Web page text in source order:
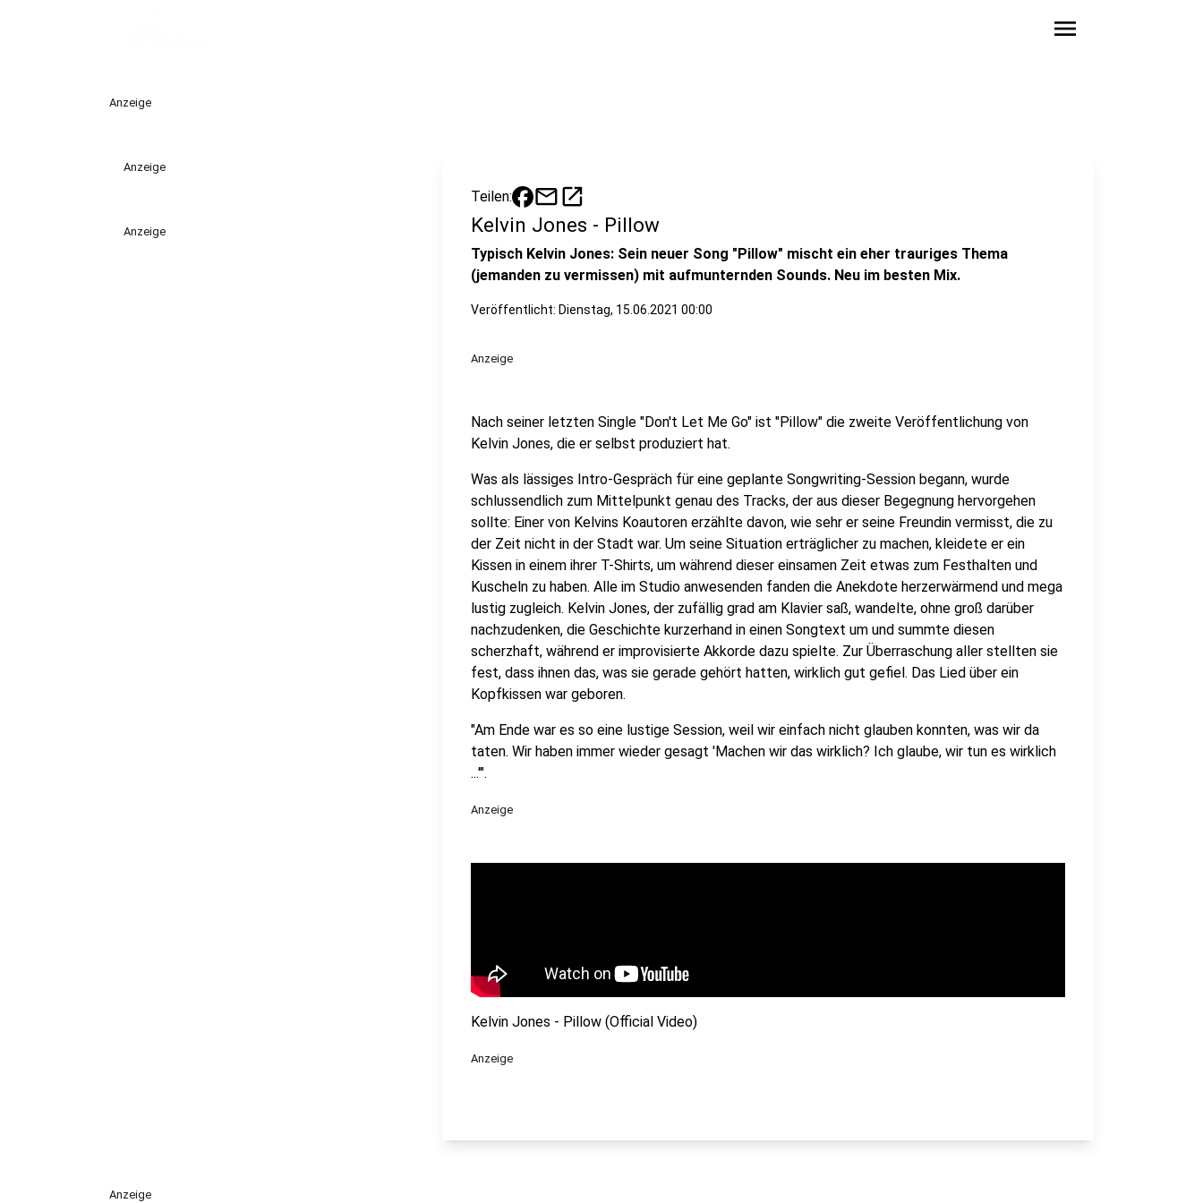
menu
Anzeige
Anzeige
Anzeige
Teilen: mailopen_in_new
Kelvin Jones - Pillow
Typisch Kelvin Jones: Sein neuer Song "Pillow" mischt ein eher trauriges Thema
(jemanden zu vermissen) mit aufmunternden Sounds. Neu im besten Mix.
Veröffentlicht: Dienstag, 15.06.2021 00:00
Anzeige
Nach seiner letzten Single "Don't Let Me Go" ist "Pillow" die zweite Veröffentlichung von
Kelvin Jones, die er selbst produziert hat.
Was als lässiges Intro-Gespräch für eine geplante Songwriting-Session begann, wurde
schlussendlich zum Mittelpunkt genau des Tracks, der aus dieser Begegnung hervorgehen
sollte: Einer von Kelvins Koautoren erzählte davon, wie sehr er seine Freundin vermisst, die zu
der Zeit nicht in der Stadt war. Um seine Situation erträglicher zu machen, kleidete er ein
Kissen in einem ihrer T-Shirts, um während dieser einsamen Zeit etwas zum Festhalten und
Kuscheln zu haben. Alle im Studio anwesenden fanden die Anekdote herzerwärmend und mega
lustig zugleich. Kelvin Jones, der zufällig grad am Klavier saß, wandelte, ohne groß darüber
nachzudenken, die Geschichte kurzerhand in einen Songtext um und summte diesen
scherzhaft, während er improvisierte Akkorde dazu spielte. Zur Überraschung aller stellten sie
fest, dass ihnen das, was sie gerade gehört hatten, wirklich gut gefiel. Das Lied über ein
Kopfkissen war geboren.
"Am Ende war es so eine lustige Session, weil wir einfach nicht glauben konnten, was wir da
taten. Wir haben immer wieder gesagt 'Machen wir das wirklich? Ich glaube, wir tun es wirklich
...'".
Anzeige
Kelvin Jones - Pillow (Official Video)
Anzeige
Anzeige